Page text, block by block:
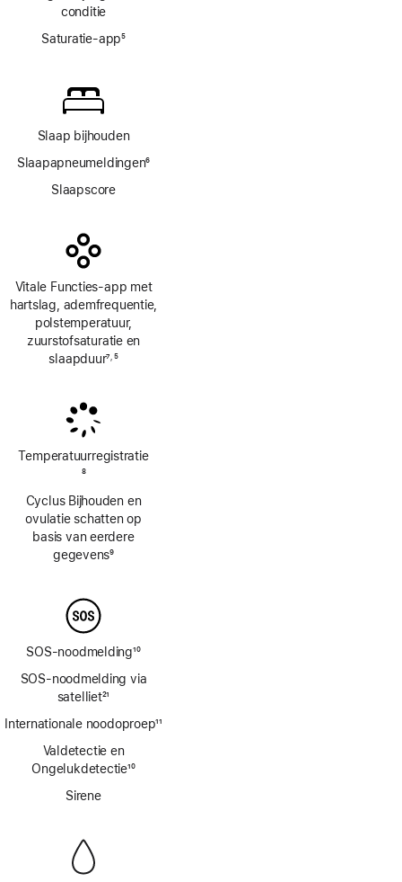
conditie
Saturatie-app5
Slaap bijhouden
Slaapapneumeldingen6
Slaapscore
Vitale Functies-app met
hartslag, ademfrequentie,
polstemperatuur,
zuurstofsaturatie en
slaapduur7 5
Temperatuur­registratie
8
Cyclus Bijhouden en
ovulatie schatten op
basis van eerdere
gegevens9
SOS-noodmelding10
SOS-noodmelding via
satelliet21
Internationale noodoproep11
Valdetectie en
Ongelukdetectie10
Sirene